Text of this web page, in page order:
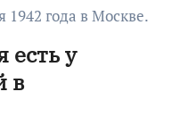
1942 года в Москве.
есть у
в